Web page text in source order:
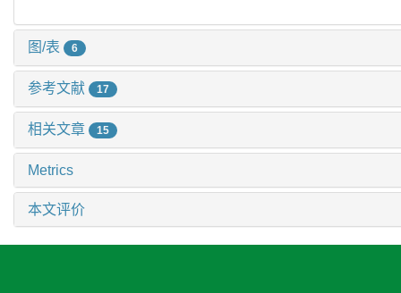
图/表 6
参考文献 17
相关文章 15
Metrics
本文评价